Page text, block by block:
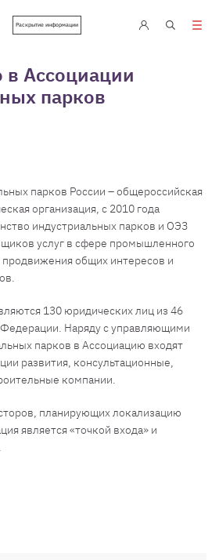
Раскрытие информации
Ассоциации
парков
парков России – общероссийская
организация, с 2010 года
индустриальных парков и ОЭЗ
услуг в сфере промышленного
продвижения общих интересов и
130 юридических лиц из 46
Наряду с управляющими
парков в Ассоциацию входят
развития, консультационные,
компании.
планирующих локализацию
является «точкой входа» и